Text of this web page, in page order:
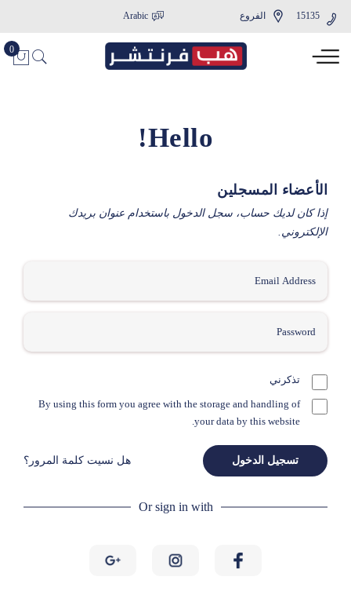
15135 الفروع Arabic
Hello!
الأعضاء المسجلين
إذا كان لديك حساب، سجل الدخول باستخدام عنوان بريدك
الإلكتروني.
تذكرني
By using this form you agree with the storage and handling of
your data by this website.
تسجيل الدخول هل نسيت كلمة المرور؟
Or sign in with